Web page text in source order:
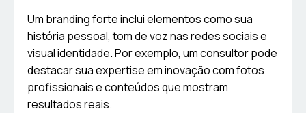
Um branding forte inclui elementos como sua
história pessoal, tom de voz nas redes sociais e
visual identidade. Por exemplo, um consultor pode
destacar sua expertise em inovação com fotos
profissionais e conteúdos que mostram
resultados reais.